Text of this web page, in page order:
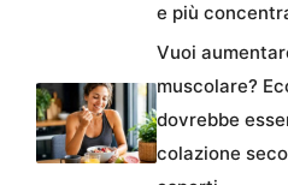
e più
Vuoi
muscolare?
dovrebbe
colazione